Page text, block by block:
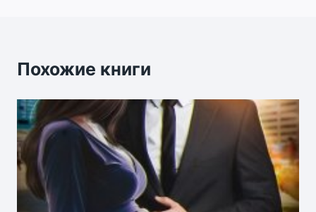
Похожие книги